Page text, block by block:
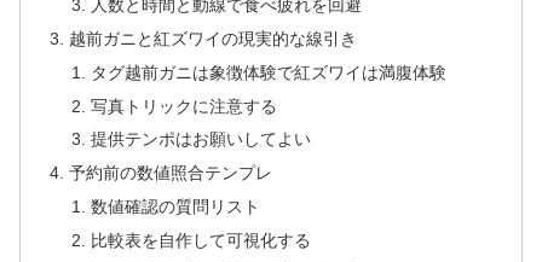
人数と時間と動線で食べ疲れを回避
越前ガニと紅ズワイの現実的な線引き
タグ越前ガニは象徴体験で紅ズワイは満腹体験
写真トリックに注意する
提供テンポはお願いしてよい
予約前の数値照合テンプレ
数値確認の質問リスト
比較表を自作して可視化する